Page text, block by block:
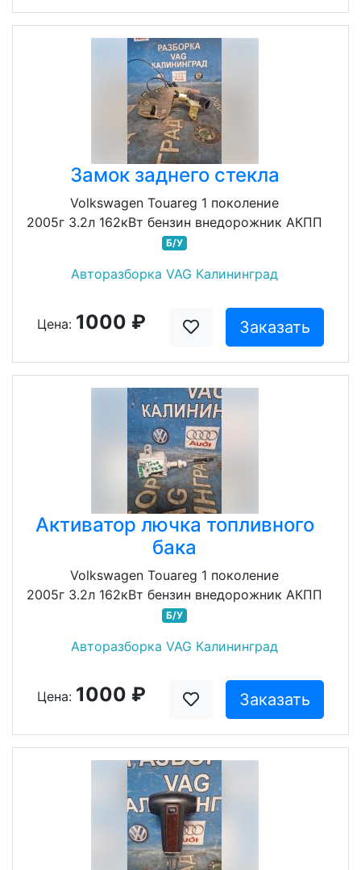
Замок заднего стекла
Volkswagen Touareg 1 поколение
2005г 3.2л 162кВт бензин внедорожник АКПП
Б/У
Авторазборка VAG Калининград
Цена: 1000 ₽ Заказать
Активатор лючка топливного
бака
Volkswagen Touareg 1 поколение
2005г 3.2л 162кВт бензин внедорожник АКПП
Б/У
Авторазборка VAG Калининград
Цена: 1000 ₽ Заказать